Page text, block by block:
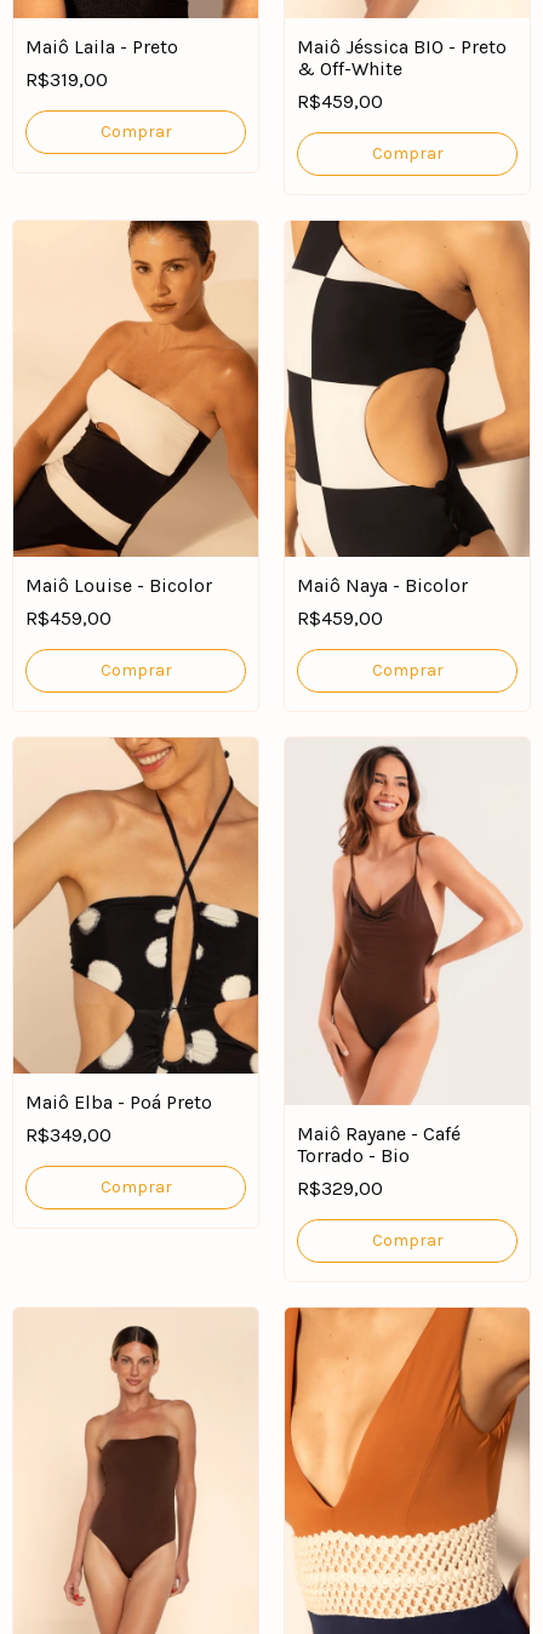
Maiô Laila - Preto
R$319,00
Comprar
Maiô Jéssica BIO - Preto
& Off-White
R$459,00
Comprar
Maiô Louise - Bicolor
R$459,00
Comprar
Maiô Naya - Bicolor
R$459,00
Comprar
Maiô Elba - Poá Preto
R$349,00
Comprar
Maiô Rayane - Café
Torrado - Bio
R$329,00
Comprar